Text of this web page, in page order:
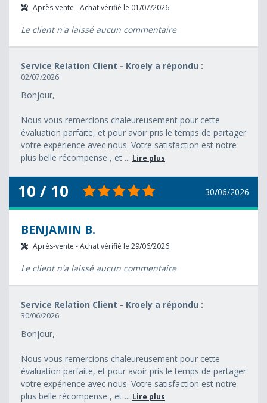
Après-vente - Achat vérifié le 01/07/2026
Le client n'a laissé aucun commentaire
Service Relation Client - Kroely a répondu :
02/07/2026
Bonjour,
Nous vous remercions chaleureusement pour cette
évaluation parfaite, et pour avoir pris le temps de partager
votre expérience avec nous. Votre satisfaction est notre
plus belle récompense , et ... Lire plus
10 / 10 30/06/2026
BENJAMIN B.
Après-vente - Achat vérifié le 29/06/2026
Le client n'a laissé aucun commentaire
Service Relation Client - Kroely a répondu :
30/06/2026
Bonjour,
Nous vous remercions chaleureusement pour cette
évaluation parfaite, et pour avoir pris le temps de partager
votre expérience avec nous. Votre satisfaction est notre
plus belle récompense , et ... Lire plus